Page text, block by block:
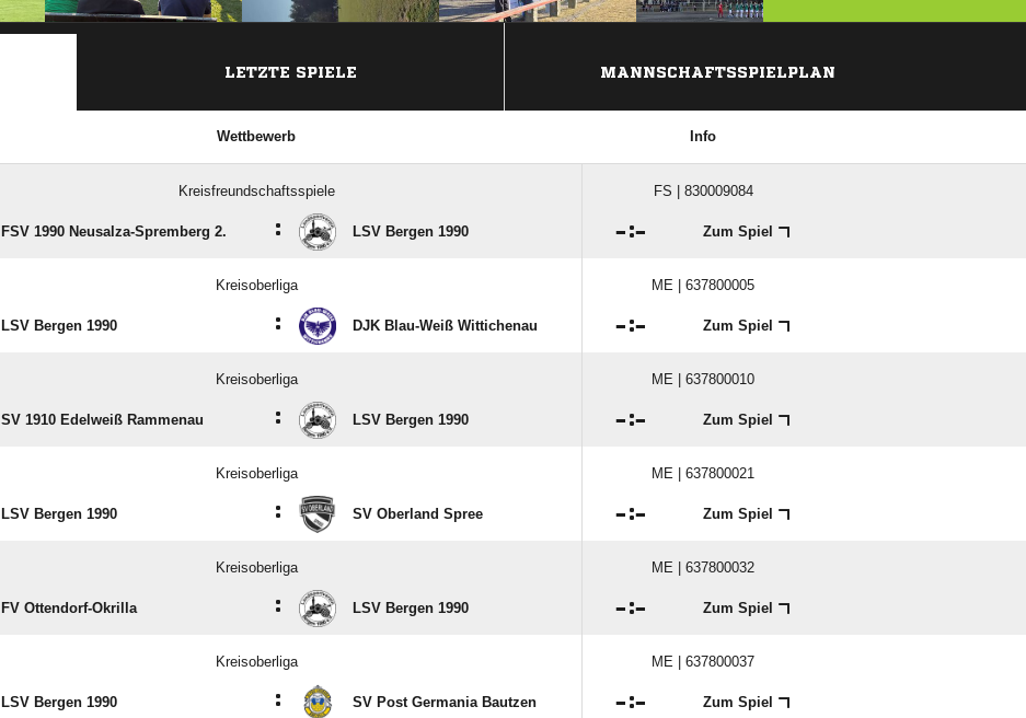
LETZTE SPIELE MANNSCHAFTSSPIELPLAN
Wettbewerb Info
Kreisfreundschaftsspiele FS | 830009084
FSV 1990 Neusalza-Spremberg 2. : LSV Bergen 1990 : Zum Spiel
Kreisoberliga ME | 637800005
LSV Bergen 1990 : DJK Blau-Weiß Wittichenau : Zum Spiel
Kreisoberliga ME | 637800010
SV 1910 Edelweiß Rammenau : LSV Bergen 1990 : Zum Spiel
Kreisoberliga ME | 637800021
LSV Bergen 1990 : SV Oberland Spree : Zum Spiel
Kreisoberliga ME | 637800032
FV Ottendorf-Okrilla : LSV Bergen 1990 : Zum Spiel
Kreisoberliga ME | 637800037
LSV Bergen 1990 : SV Post Germania Bautzen : Zum Spiel